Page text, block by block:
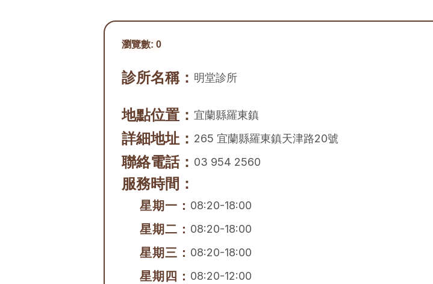
瀏覽數: 0
診所名稱： 明堂診所
地點位置： 宜蘭縣羅東鎮
詳細地址： 265 宜蘭縣羅東鎮天津路20號
聯絡電話： 03 954 2560
服務時間：
星期一： 08:20-18:00
星期二： 08:20-18:00
星期三： 08:20-18:00
星期四： 08:20-12:00